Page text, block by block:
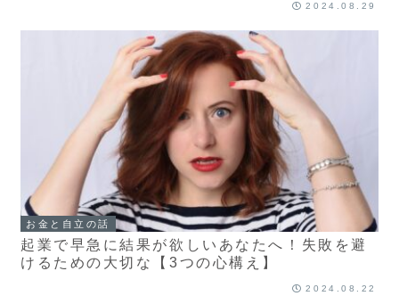
2024.08.29
お金と自立の話
起業で早急に結果が欲しいあなたへ！失敗を避
けるための大切な【3つの心構え】
2024.08.22